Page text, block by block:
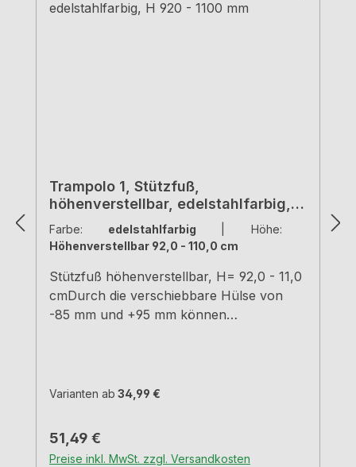
Trampolo 1, Stützfuß,
höhenverstellbar, edelstahlfarbig, H
920 - 1100 mm
Farbe: edelstahlfarbig
Höhe:
Höhenverstellbar 92,0 - 110,0 cm
Stützfuß höhenverstellbar, H= 92,0 - 11,0
cmDurch die verschiebbare Hülse von
-85 mm und +95 mm können
Varianten ab 34,99 €
Regulärer Preis:
51,49 €
Preise inkl. MwSt. zzgl. Versandkosten